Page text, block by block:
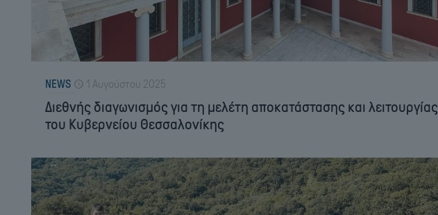
NEWS 1 Αυγούστου 2025
Διεθνής διαγωνισμός για τη μελέτη αποκατάστασης και λειτουργίας
του Κυβερνείου Θεσσαλονίκης